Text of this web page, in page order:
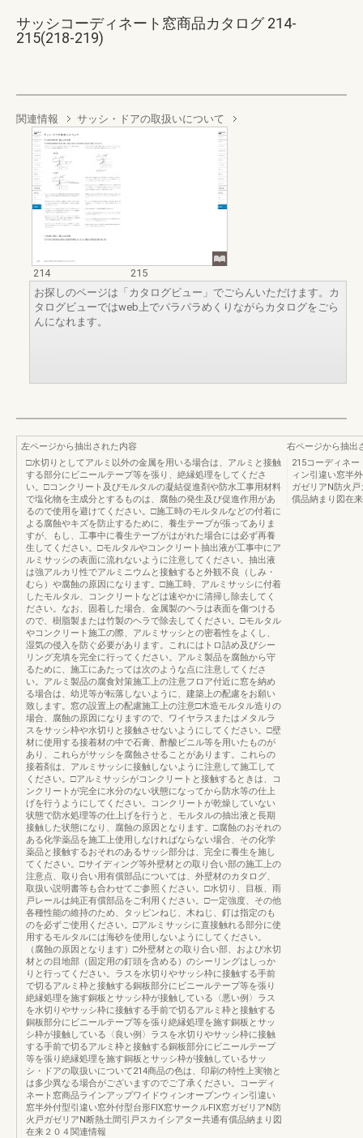
サッシコーディネート窓商品カタログ 214-
215(218-219)
関連情報 サッシ・ドアの取扱いについて
214
215
お探しのページは「カタログビュー」でごらんいただけます。カ
タログビューではweb上でパラパラめくりながらカタログをごら
んになれます。
左ページから抽出された内容
□水切りとしてアルミ以外の金属を用いる場合は、アルミと接触
する部分にビニールテープ等を張り、絶縁処理をしてくださ
い。□コンクリート及びモルタルの凝結促進剤や防水工事用材料
で塩化物を主成分とするものは、腐蝕の発生及び促進作用があ
るので使用を避けてください。□施工時のモルタルなどの付着に
よる腐蝕やキズを防止するために、養生テープが張ってありま
すが、もし、工事中に養生テープがはがれた場合には必ず再養
生してください。□モルタルやコンクリート抽出液が工事中にア
ルミサッシの表面に流れないように注意してください。抽出液
は強アルカリ性でアルミニウムと接触すると外観不良（しみ・
むら）や腐蝕の原因になります。□施工時、アルミサッシに付着
したモルタル、コンクリートなどは速やかに清掃し除去してく
ださい。なお、固着した場合、金属製のヘラは表面を傷つける
ので、樹脂製または竹製のヘラで除去してください。□モルタル
やコンクリート施工の際、アルミサッシとの密着性をよくし、
湿気の侵入を防ぐ必要があります。これにはトロ詰め及びシー
リング充填を完全に行ってください。アルミ製品を腐蝕から守
るために、施工にあたっては次のような点に注意してくださ
い。アルミ製品の腐食対策施工上の注意フロア付近に窓を納め
る場合は、幼児等が転落しないように、建築上の配慮をお願い
致します。窓の設置上の配慮施工上の注意□木造モルタル造りの
場合、腐蝕の原因になりますので、ワイヤラスまたはメタルラ
スをサッシ枠や水切りと接触させないようにしてください。□壁
材に使用する接着材の中で石膏、酢酸ビニル等を用いたものが
あり、これらがサッシを腐蝕させることがあります。これらの
接着剤は、アルミサッシに接触しないように注意して施工して
ください。□アルミサッシがコンクリートと接触するときは、コ
ンクリートが完全に水分のない状態になってから防水等の仕上
げを行うようにしてください。コンクリートが乾燥していない
状態で防水処理等の仕上げを行うと、モルタルの抽出液と長期
接触した状態になり、腐蝕の原因となります。□腐蝕のおそれの
ある化学薬品を施工上使用しなければならない場合、その化学
薬品と接触するおそれのあるサッシ部分は、完全に養生を施し
てください。□サイディング等外壁材との取り合い部の施工上の
注意点、取り合い用有償部品については、外壁材のカタログ、
取扱い説明書等も合わせてご参照ください。□水切り、目板、雨
戸レールは純正有償部品をご利用ください。□一定強度、その他
各種性能の維持のため、タッピンねじ、木ねじ、釘は指定のも
のを必ずご使用ください。□アルミサッシに直接触れる部分に使
用するモルタルには海砂を使用しないようにしてください。
（腐蝕の原因となります）□外壁材との取り合い部、および水切
材との目地部（固定用の釘頭を含める）のシーリングはしっか
りと行ってください。ラスを水切りやサッシ枠に接触する手前
で切るアルミ枠と接触する銅板部分にビニールテープ等を張り
絶縁処理を施す銅板とサッシ枠が接触している〈悪い例〉ラス
を水切りやサッシ枠に接触する手前で切るアルミ枠と接触する
銅板部分にビニールテープ等を張り絶縁処理を施す銅板とサッ
シ枠が接触している〈良い例〉ラスを水切りやサッシ枠に接触
する手前で切るアルミ枠と接触する銅板部分にビニールテープ
等を張り絶縁処理を施す銅板とサッシ枠が接触しているサッ
シ・ドアの取扱いについて214商品の色は、印刷の特性上実物と
は多少異なる場合がございますのでご了承ください。コーディ
ネート窓商品ラインアップワイドウィンオープンウィン引違い
窓半外付型引違い窓外付型台形FIX窓サークルFIX窓ガゼリアN防
火戸ガゼリアN断熱土間引戸スカイシアター共通有償品納まり図
在来２０４関連情報
右ページから抽出
215コーディネ
ィン引違い窓半
ガゼリアN防火
償品納まり図在